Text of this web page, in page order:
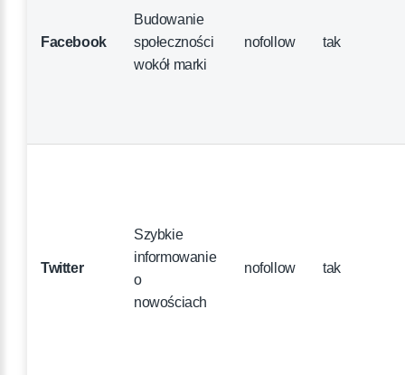
Facebook
Budowanie
społeczności
wokół marki
nofollow tak
Twitter
Szybkie
informowanie
o
nowościach
nofollow tak